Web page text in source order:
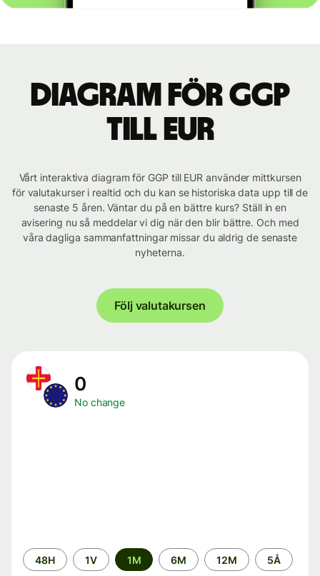
Diagram för GGP
till EUR
Vårt interaktiva diagram för GGP till EUR använder mittkursen
för valutakurser i realtid och du kan se historiska data upp till de
senaste 5 åren. Väntar du på en bättre kurs? Ställ in en
avisering nu så meddelar vi dig när den blir bättre. Och med
våra dagliga sammanfattningar missar du aldrig de senaste
nyheterna.
Följ valutakursen
0
No change
Time
period
48H 1V 1M 6M 12M 5Å